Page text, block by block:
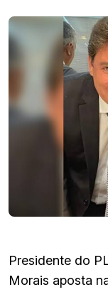
Presidente do
Morais aposta